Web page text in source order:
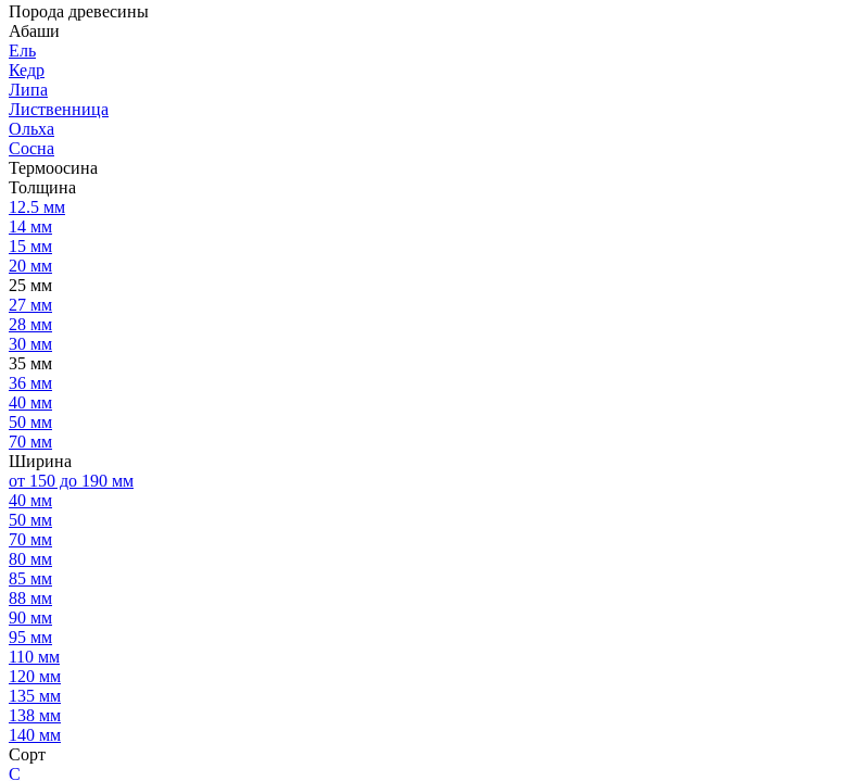
Порода древесины
Абаши
Ель
Кедр
Липа
Лиственница
Ольха
Сосна
Термоосина
Толщина
12.5 мм
14 мм
15 мм
20 мм
25 мм
27 мм
28 мм
30 мм
35 мм
36 мм
40 мм
50 мм
70 мм
Ширина
от 150 до 190 мм
40 мм
50 мм
70 мм
80 мм
85 мм
88 мм
90 мм
95 мм
110 мм
120 мм
135 мм
138 мм
140 мм
Сорт
C